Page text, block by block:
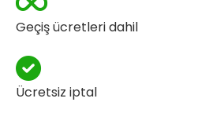
Geçiş ücretleri dahil
Ücretsiz iptal